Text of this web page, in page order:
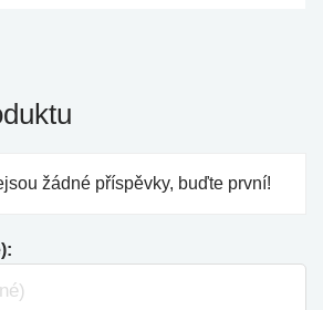
žádné příspěvky, buďte první!